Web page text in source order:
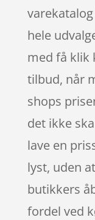
hele
med få klik
tilbud, når
shops
det ikke
lave en
lyst, uden
butikkers
fordel ved